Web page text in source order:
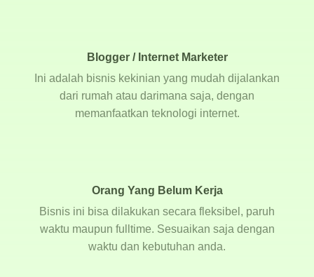
Blogger / Internet Marketer
Ini adalah bisnis kekinian yang mudah dijalankan
dari rumah atau darimana saja, dengan
memanfaatkan teknologi internet.
Orang Yang Belum Kerja
Bisnis ini bisa dilakukan secara fleksibel, paruh
waktu maupun fulltime. Sesuaikan saja dengan
waktu dan kebutuhan anda.